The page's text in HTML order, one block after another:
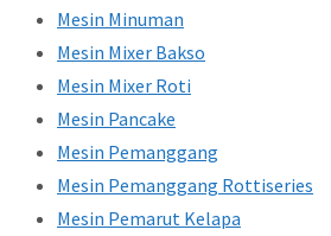
Mesin Minuman
Mesin Mixer Bakso
Mesin Mixer Roti
Mesin Pancake
Mesin Pemanggang
Mesin Pemanggang Rottiseries
Mesin Pemarut Kelapa